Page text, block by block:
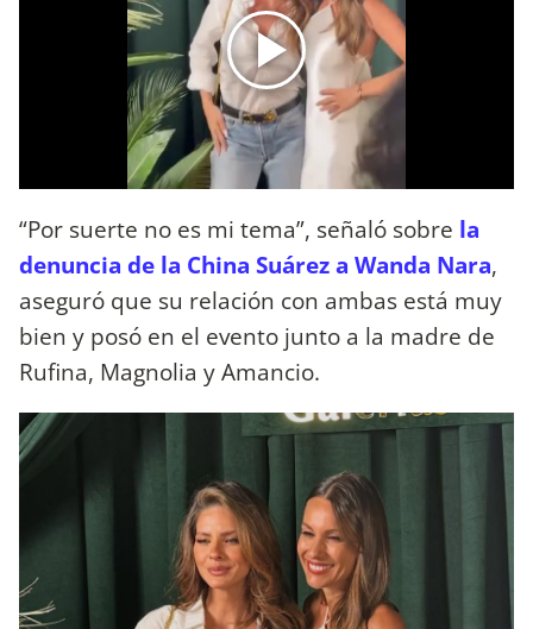
“Por suerte no es mi tema”, señaló sobre la
denuncia de la China Suárez a Wanda Nara,
aseguró que su relación con ambas está muy
bien y posó en el evento junto a la madre de
Rufina, Magnolia y Amancio.